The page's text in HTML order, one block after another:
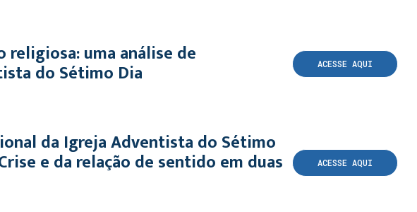
religiosa: uma análise de
do Sétimo Dia ACESSE AQUI
da Igreja Adventista do Sétimo
e da relação de sentido em duas ACESSE AQUI